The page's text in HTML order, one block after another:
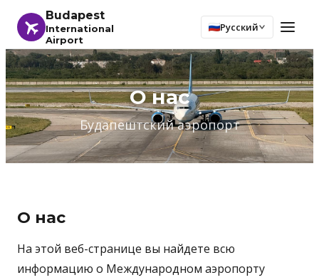
Budapest
International
Airport
Русский
О нас
Будапештский аэропорт
О нас
На этой веб-странице вы найдете всю
информацию о Международном аэропорту